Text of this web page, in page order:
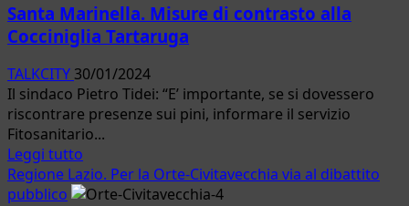
Gran
debutto
la
Shibumi
Karate
Santa Marinella. Misure di contrasto alla
Cocciniglia Tartaruga
TALKCITY 30/01/2024
Il sindaco Pietro Tidei: “E’ importante, se si dovessero
riscontrare presenze sui pini, informare il servizio
Fitosanitario...
Leggi tutto
di
più
Regione Lazio. Per la Orte-Civitavecchia via al dibattito
pubblico